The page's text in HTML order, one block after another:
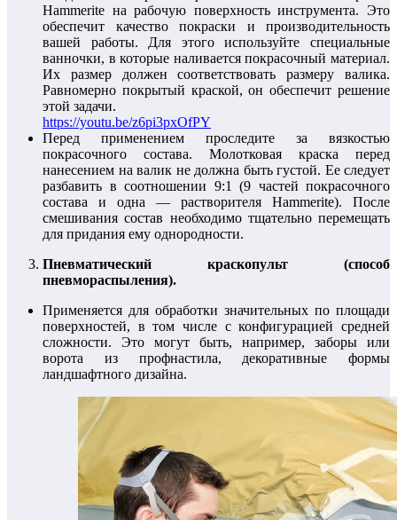
Hammerite на рабочую поверхность инструмента. Это
обеспечит качество покраски и производительность
вашей работы. Для этого используйте специальные
ванночки, в которые наливается покрасочный материал.
Их размер должен соответствовать размеру валика.
Равномерно покрытый краской, он обеспечит решение
этой задачи.
https://youtu.be/z6pi3pxOfPY
Перед применением проследите за вязкостью
покрасочного состава. Молотковая краска перед
нанесением на валик не должна быть густой. Ее следует
разбавить в соотношении 9:1 (9 частей покрасочного
состава и одна — растворителя Hammerite). После
смешивания состав необходимо тщательно перемещать
для придания ему однородности.
Пневматический краскопульт (способ
пневмораспыления).
Применяется для обработки значительных по площади
поверхностей, в том числе с конфигурацией средней
сложности. Это могут быть, например, заборы или
ворота из профнастила, декоративные формы
ландшафтного дизайна.